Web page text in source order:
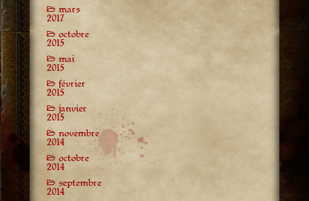
mars
2017
octobre
2015
mai
2015
février
2015
janvier
2015
novembre
2014
octobre
2014
septembre
2014